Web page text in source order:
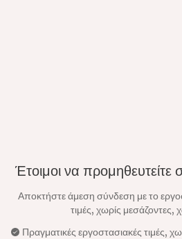
Έτοιμοι να προμηθευτείτε
Αποκτήστε άμεση σύνδεση με το
τιμές, χωρίς μεσάζοντες,
Πραγματικές εργοστασιακές τιμές,